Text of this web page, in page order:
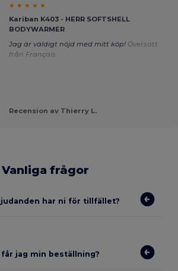
★ ★ ★ ★ ★
Kariban K403 - HERR SOFTSHELL
BODYWARMER
Jag är väldigt nöjd med mitt köp! Översatt
från Français
Recension av Thierry L.
Vanliga frågor
har ni för tillfället?
får jag min beställning?